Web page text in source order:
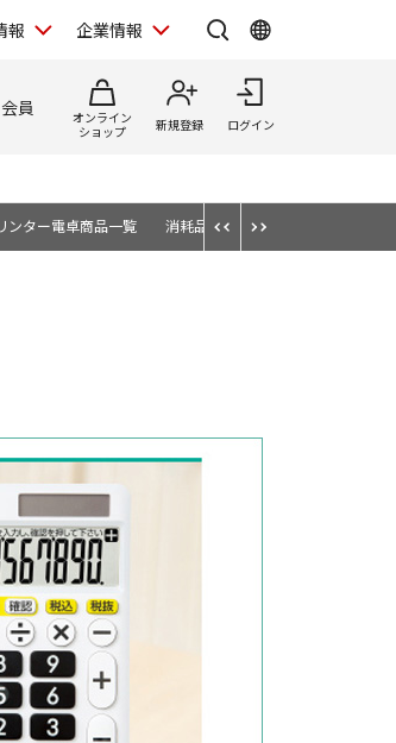
報 企業情報
員
オンライン
ショップ
新規登録 ログイン
ンター電卓商品一覧 消耗品・オプション